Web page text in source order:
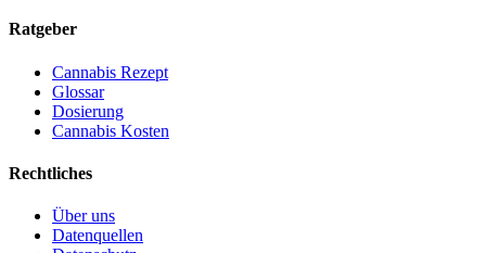
Ratgeber
Cannabis Rezept
Glossar
Dosierung
Cannabis Kosten
Rechtliches
Über uns
Datenquellen